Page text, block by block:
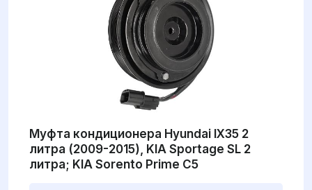
Муфта кондиционера Hyundai IX35 2
литра (2009-2015), KIA Sportage SL 2
литра; KIA Sorento Prime C5